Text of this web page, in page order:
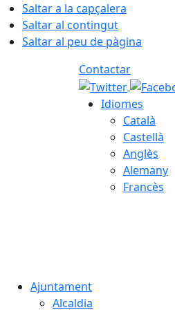
Saltar a la capçalera
Saltar al contingut
Saltar al peu de pàgina
Contactar
Idiomes
Català
Castellà
Anglès
Alemany
Francès
Ajuntament
Alcaldia